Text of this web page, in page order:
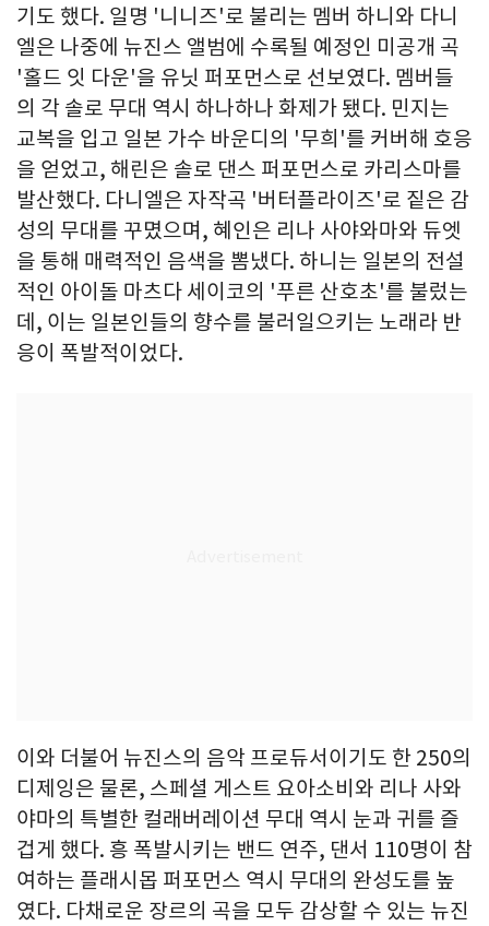
기도 했다. 일명 '니니즈'로 불리는 멤버 하니와 다니
엘은 나중에 뉴진스 앨범에 수록될 예정인 미공개 곡
'홀드 잇 다운'을 유닛 퍼포먼스로 선보였다. 멤버들
의 각 솔로 무대 역시 하나하나 화제가 됐다. 민지는
교복을 입고 일본 가수 바운디의 '무희'를 커버해 호응
을 얻었고, 해린은 솔로 댄스 퍼포먼스로 카리스마를
발산했다. 다니엘은 자작곡 '버터플라이즈'로 짙은 감
성의 무대를 꾸몄으며, 혜인은 리나 사야와마와 듀엣
을 통해 매력적인 음색을 뽐냈다. 하니는 일본의 전설
적인 아이돌 마츠다 세이코의 '푸른 산호초'를 불렀는
데, 이는 일본인들의 향수를 불러일으키는 노래라 반
응이 폭발적이었다.
이와 더불어 뉴진스의 음악 프로듀서이기도 한 250의
디제잉은 물론, 스페셜 게스트 요아소비와 리나 사와
야마의 특별한 컬래버레이션 무대 역시 눈과 귀를 즐
겁게 했다. 흥 폭발시키는 밴드 연주, 댄서 110명이 참
여하는 플래시몹 퍼포먼스 역시 무대의 완성도를 높
였다. 다채로운 장르의 곡을 모두 감상할 수 있는 뉴진